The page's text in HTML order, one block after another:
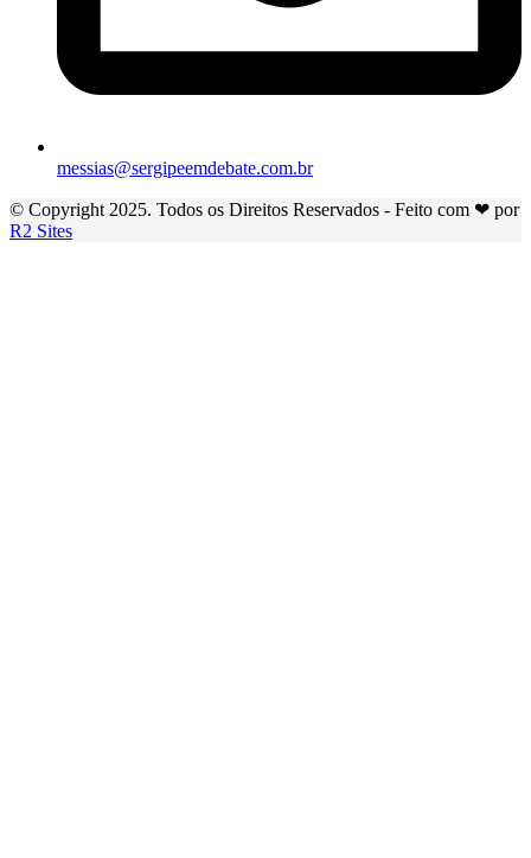
messias@sergipeemdebate.com.br
© Copyright 2025. Todos os Direitos Reservados - Feito com ❤ por
R2 Sites